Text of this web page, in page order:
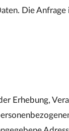
Die Anfrage
Erhebung,